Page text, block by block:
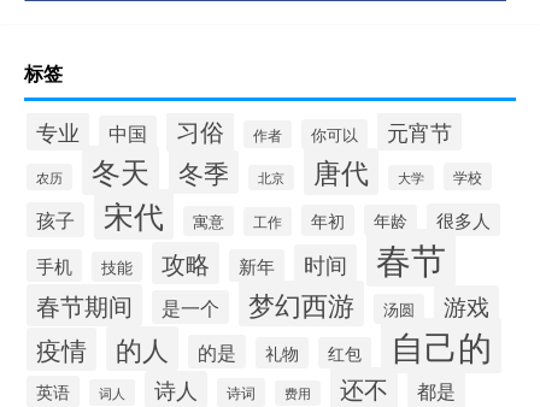
标签
专业 中国 习俗 作者 你可以 元宵节
农历 冬天 冬季 北京 唐代 大学 学校
孩子 宋代 寓意 工作 年初 年龄
很多人
手机
技能 攻略 新年 时间 春节
春节期间 是一个 梦幻西游 汤圆 游戏
疫情 的人 的是 礼物 红包 自己的
英语 词人 诗人 诗词 费用 还不 都是